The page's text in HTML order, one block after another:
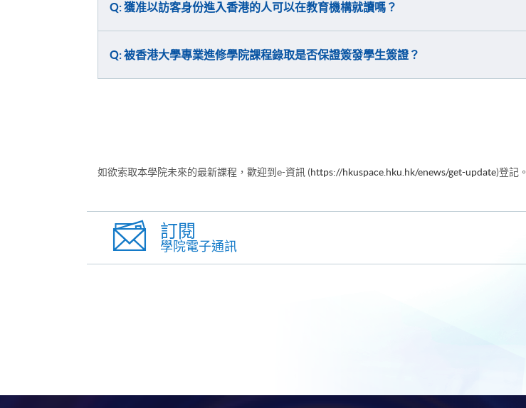
Q: 獲准以訪客身份進入香港的人可以在教育機構就讀嗎？
Q: 被香港大學專業進修學院課程錄取是否保證簽發學生簽證？
如欲索取本學院未來的最新課程，歡迎到e-資訊 (https://hkuspace.hku.hk/enews/get-update)登記。
訂閱
學院電子通訊